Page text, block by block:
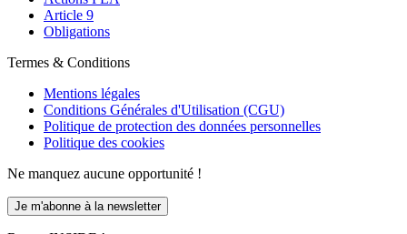
Article 9
Obligations
Termes & Conditions
Mentions légales
Conditions Générales d'Utilisation (CGU)
Politique de protection des données personnelles
Politique des cookies
Ne manquez aucune opportunité !
Je m'abonne à la newsletter